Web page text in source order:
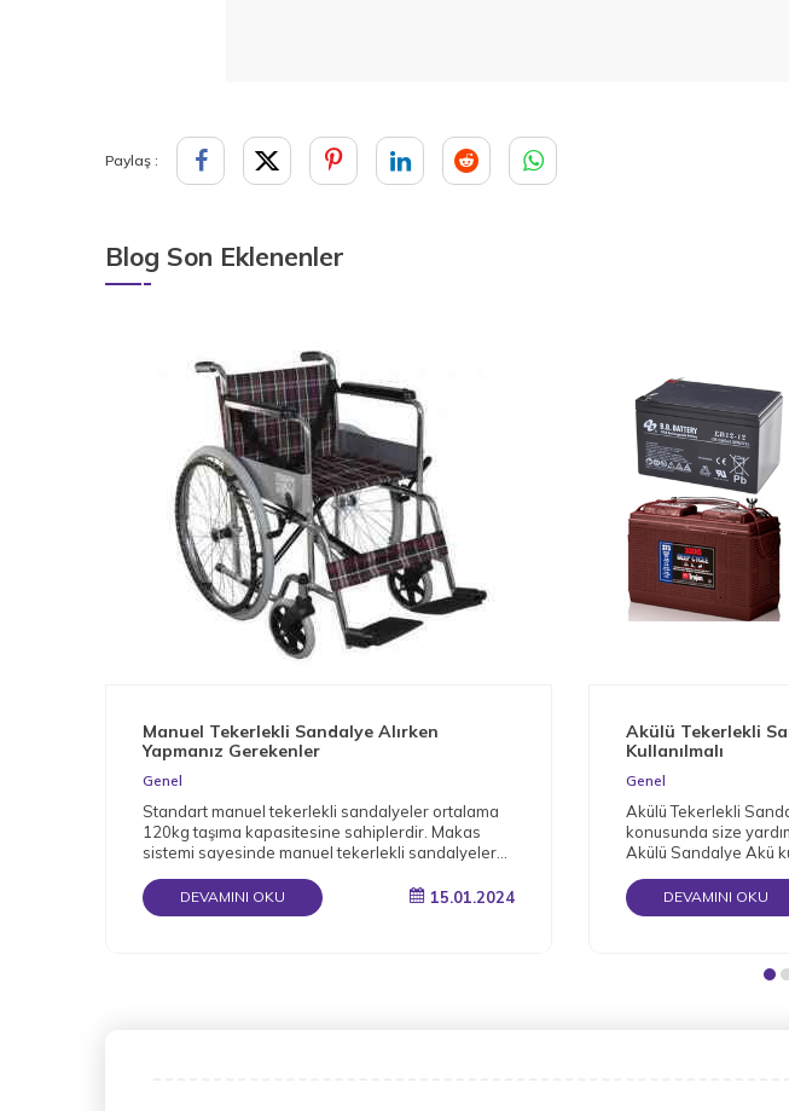
Paylaş :
Blog Son Eklenenler
Manuel Tekerlekli Sandalye Alırken
Yapmanız Gerekenler
Genel
Standart manuel tekerlekli sandalyeler ortalama
120kg taşıma kapasitesine sahiplerdir. Makas
sistemi sayesinde manuel tekerlekli sandalyeler
DEVAMINI OKU 15.01.2024
Akülü Tekerlekli
Kullanılmalı
Genel
Akülü Tekerlekli
konusunda size
Akülü Sandalye Akü
DEVAMINI OKU